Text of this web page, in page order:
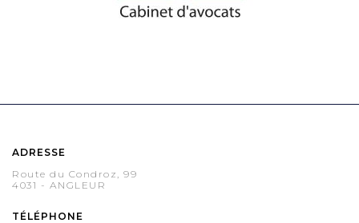
ADRESSE
Route du Condroz, 99
4031 - ANGLEUR
TÉLÉPHONE